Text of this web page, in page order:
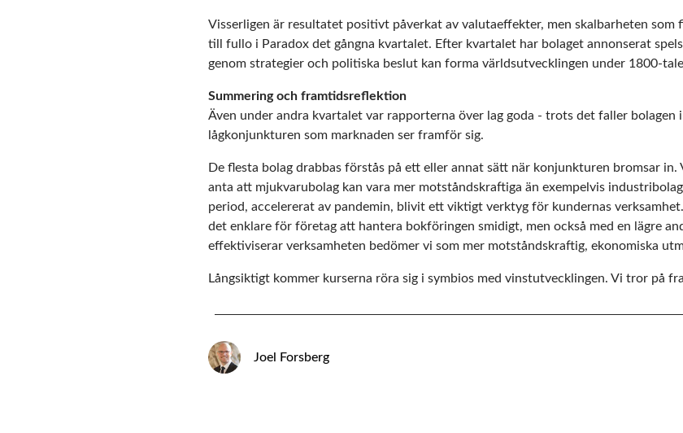
Visserligen är resultatet positivt påverkat av valutaeffekter, men skalbarheten som
till fullo i Paradox det gångna kvartalet. Efter kvartalet har bolaget annonserat
genom strategier och politiska beslut kan forma världsutvecklingen under 1800-
Summering och framtidsreflektion
Även under andra kvartalet var rapporterna över lag goda - trots det faller bolagen
lågkonjunkturen som marknaden ser framför sig.
De flesta bolag drabbas förstås på ett eller annat sätt när konjunkturen bromsar
anta att mjukvarubolag kan vara mer motståndskraftiga än exempelvis
period, accelererat av pandemin, blivit ett viktigt verktyg för kundernas
det enklare för företag att hantera bokföringen smidigt, men också med en lägre
effektiviserar verksamheten bedömer vi som mer motståndskraftig, ekonomiska
Långsiktigt kommer kurserna röra sig i symbios med vinstutvecklingen. Vi tror på
Joel Forsberg